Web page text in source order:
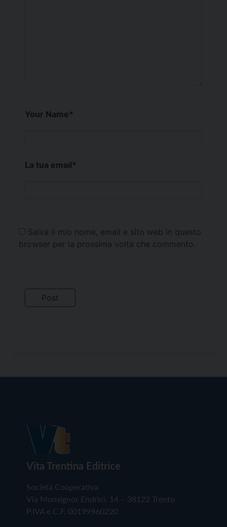
Your Name*
La tua email*
Salva il mio nome, email e sito web in questo
browser per la prossima volta che commento.
Vita Trentina Editrice
Società Cooperativa
Via Monsignor Endrici, 14 – 38122 Trento
P.IVA e C.F. 00199960220